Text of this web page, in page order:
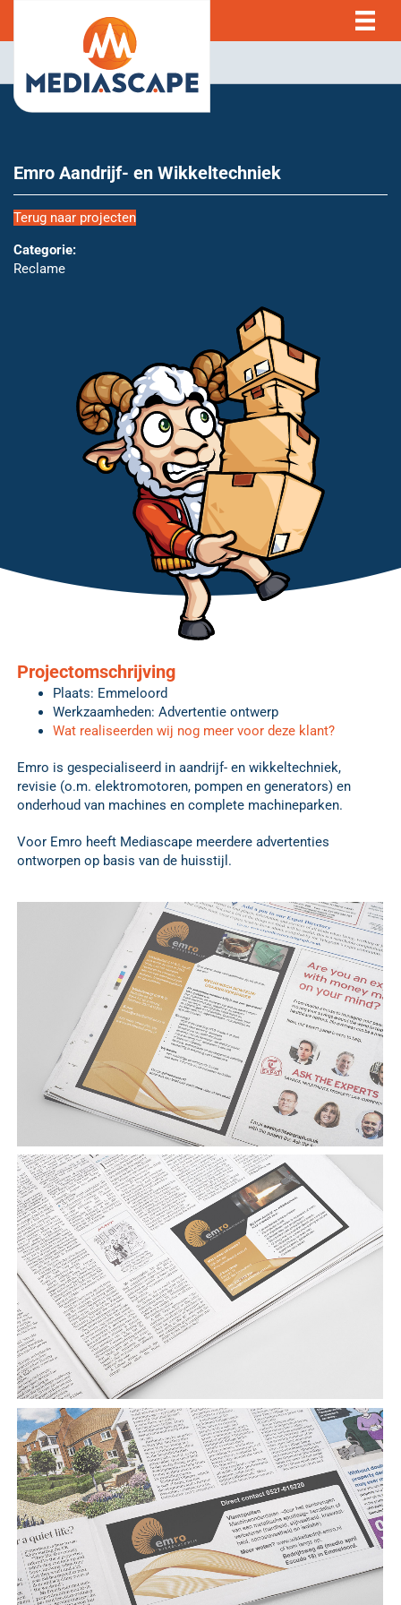
Emro Aandrijf- en Wikkeltechniek
Terug naar projecten
Categorie:
Reclame
Projectomschrijving
Plaats: Emmeloord
Werkzaamheden: Advertentie ontwerp
Wat realiseerden wij nog meer voor deze klant?
Emro is gespecialiseerd in aandrijf- en wikkeltechniek,
revisie (o.m. elektromotoren, pompen en generators) en
onderhoud van machines en complete machineparken.
Voor Emro heeft Mediascape meerdere advertenties
ontworpen op basis van de huisstijl.